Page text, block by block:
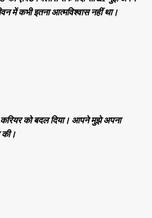
में कभी इतना आत्मविश्वास नहीं था।
करियर को बदल दिया। आपने मुझे अपना
की।